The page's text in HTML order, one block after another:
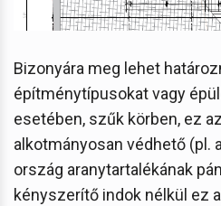
Bizonyára meg lehet
építménytípusokat vagy
esetében, szűk körben, ez
alkotmányosan védhető (pl.
ország aranytartalékának
kényszerítő indok nélkül ez